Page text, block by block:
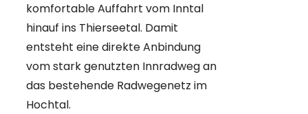
komfortable Auffahrt vom Inntal
hinauf ins Thierseetal. Damit
entsteht eine direkte Anbindung
vom stark genutzten Innradweg an
das bestehende Radwegenetz im
Hochtal.